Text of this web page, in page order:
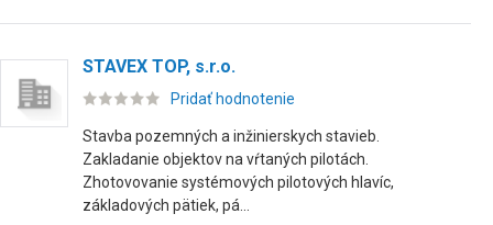
STAVEX TOP, s.r.o.
Pridať hodnotenie
Stavba pozemných a inžinierskych stavieb.
Zakladanie objektov na vŕtaných pilotách.
Zhotovovanie systémových pilotových hlavíc,
základových pätiek, pá...